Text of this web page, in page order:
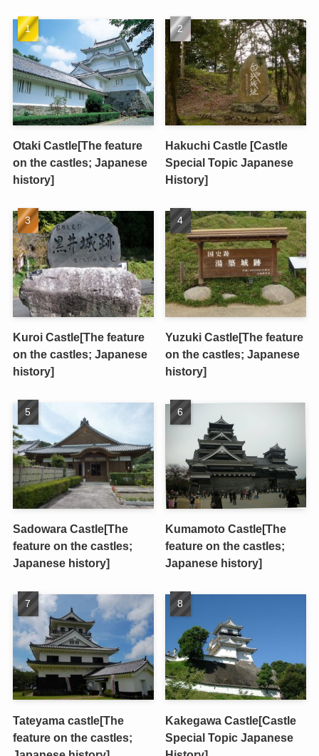
Otaki Castle[The feature
on the castles; Japanese
history]
Hakuchi Castle [Castle
Special Topic Japanese
History]
Kuroi Castle[The feature
on the castles; Japanese
history]
Yuzuki Castle[The feature
on the castles; Japanese
history]
Sadowara Castle[The
feature on the castles;
Japanese history]
Kumamoto Castle[The
feature on the castles;
Japanese history]
Tateyama castle[The
feature on the castles;
Kakegawa Castle[Castle
Special Topic Japanese